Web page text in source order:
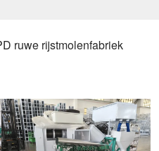
ruwe rijstmolenfabriek